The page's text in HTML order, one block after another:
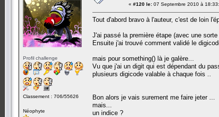
Profil challenge
Classement : 706/55626
Néophyte
« #120 le: 07 Septembre 2010 à
Tout d'abord bravo à l'auteur, c'est de loin
J'ai passé la première étape (avec une
Ensuite j'ai trouvé comment validé le
mais pour something() là je galère...
Vu que j'ai un digit qui est dépendant du
plusieurs digicode valable à chaque fois ..
Bon alors je vais surement me faire jeter ...
mais...
un indice ?